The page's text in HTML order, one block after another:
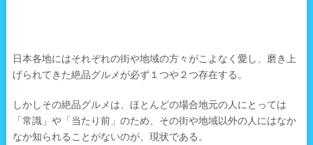
日本各地にはそれぞれの街や地域の方々がこよなく愛し、磨き上
げられてきた絶品グルメが必ず１つや２つ存在する。
しかしその絶品グルメは、ほとんどの場合地元の人にとっては
「常識」や「当たり前」のため、その街や地域以外の人にはなか
なか知られることがないのが、現状である。